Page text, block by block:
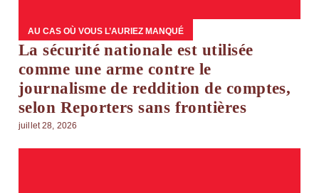
AU CAS OÙ VOUS L’AURIEZ MANQUÉ
La sécurité nationale est utilisée
comme une arme contre le
journalisme de reddition de comptes,
selon Reporters sans frontières
juillet 28, 2026